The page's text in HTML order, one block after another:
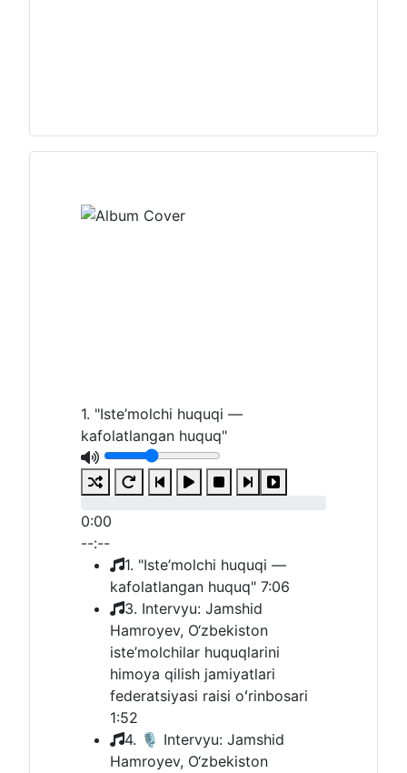
1. "Iste’molchi huquqi —
kafolatlangan huquq"
0:00
--:--
1. "Iste’molchi huquqi —
kafolatlangan huquq" 7:06
3. Intervyu: Jamshid
Hamroyev, O‘zbekiston
iste’molchilar huquqlarini
himoya qilish jamiyatlari
federatsiyasi raisi oʻrinbosari
1:52
4. 🎙 Intervyu: Jamshid
Hamroyev, O‘zbekiston